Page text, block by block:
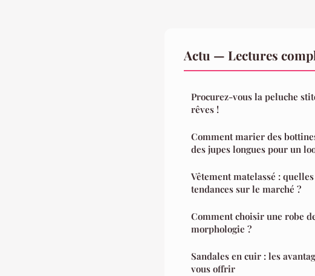
Actu — Lectures
Procurez-vous la peluche
rêves !
Comment marier des
des jupes longues pour un
Vêtement matelassé :
tendances sur le marché ?
Comment choisir une robe
morphologie ?
Sandales en cuir : les
vous offrir